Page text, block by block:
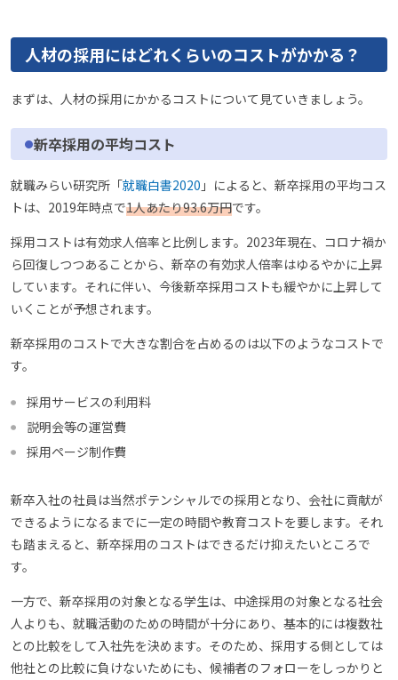
人材の採用にはどれくらいのコストがかかる？
まずは、人材の採用にかかるコストについて見ていきましょう。
新卒採用の平均コスト
就職みらい研究所「就職白書2020 」によると、新卒採用の平均コス
トは、2019年時点で1人あたり93.6万円です。
採用コストは有効求人倍率と比例します。2023年現在、コロナ禍か
ら回復しつつあることから、新卒の有効求人倍率はゆるやかに上昇
しています。それに伴い、今後新卒採用コストも緩やかに上昇して
いくことが予想されます。
新卒採用のコストで大きな割合を占めるのは以下のようなコストで
す。
採用サービスの利用料
説明会等の運営費
採用ページ制作費
新卒入社の社員は当然ポテンシャルでの採用となり、会社に貢献が
できるようになるまでに一定の時間や教育コストを要します。それ
も踏まえると、新卒採用のコストはできるだけ抑えたいところで
す。
一方で、新卒採用の対象となる学生は、中途採用の対象となる社会
人よりも、就職活動のための時間が十分にあり、基本的には複数社
との比較をして入社先を決めます。そのため、採用する側としては
他社との比較に負けないためにも、候補者のフォローをしっかりと